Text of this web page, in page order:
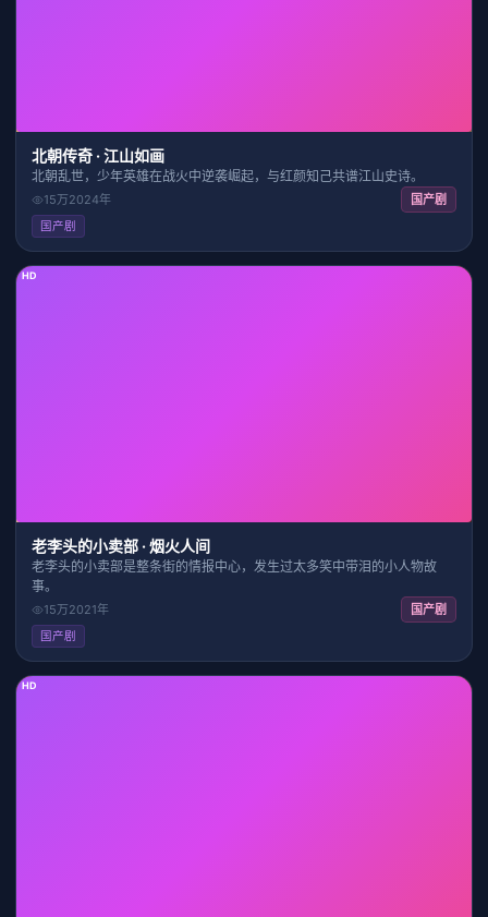
北朝传奇 · 江山如画
北朝乱世，少年英雄在战火中逆袭崛起，与红颜知己共谱江山史诗。
15万2024年 国产剧
国产剧
HD
老李头的小卖部 · 烟火人间
老李头的小卖部是整条街的情报中心，发生过太多笑中带泪的小人物故
事。
15万2021年 国产剧
国产剧
HD